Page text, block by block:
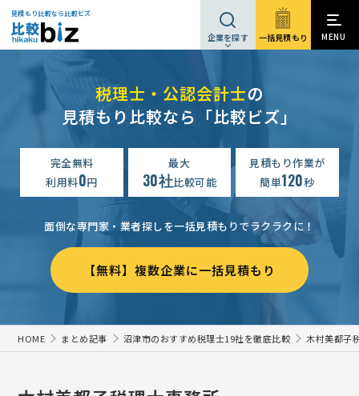
見積もり比較なら比較ビズ
企業を探す 一括見積もり MENU
税理士・公認会計士の
見積もり比較なら「比較ビズ」
完全無料
利用料0円
最大
30社比較可能
見積もり作業が
簡単120秒
面倒な専門家・業者探しを一括見積もりでラクラクに！
【無料】複数企業に一括見積もり
HOME まとめ記事 沼津市のおすすめ税理士19社を徹底比較 木村美都子